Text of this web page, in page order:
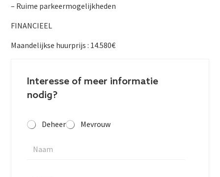
– Ruime parkeermogelijkheden
FINANCIEEL
Maandelijkse huurprijs : 14.580€
Interesse of meer informatie
nodig?
Deheer Mevrouw